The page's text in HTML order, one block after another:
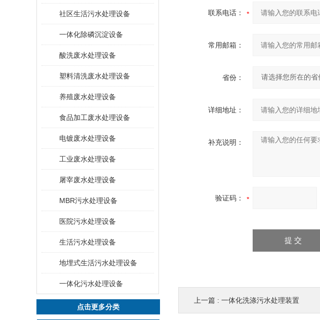
社区生活污水处理设备
一体化除磷沉淀设备
酸洗废水处理设备
塑料清洗废水处理设备
养殖废水处理设备
食品加工废水处理设备
电镀废水处理设备
工业废水处理设备
屠宰废水处理设备
MBR污水处理设备
医院污水处理设备
生活污水处理设备
地埋式生活污水处理设备
一体化污水处理设备
点击更多分类
联系电话：
常用邮箱：
省份：
详细地址：
补充说明：
验证码：
上一篇 : 一体化洗涤污水处理装置